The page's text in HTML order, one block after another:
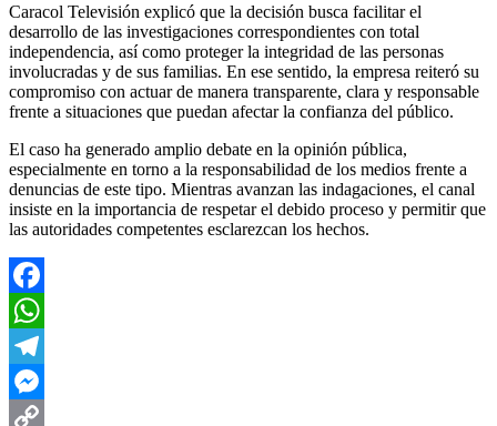
Caracol Televisión explicó que la decisión busca facilitar el
desarrollo de las investigaciones correspondientes con total
independencia, así como proteger la integridad de las personas
involucradas y de sus familias. En ese sentido, la empresa reiteró su
compromiso con actuar de manera transparente, clara y responsable
frente a situaciones que puedan afectar la confianza del público.
El caso ha generado amplio debate en la opinión pública,
especialmente en torno a la responsabilidad de los medios frente a
denuncias de este tipo. Mientras avanzan las indagaciones, el canal
insiste en la importancia de respetar el debido proceso y permitir que
las autoridades competentes esclarezcan los hechos.
Facebook
WhatsApp
Telegram
Messenger